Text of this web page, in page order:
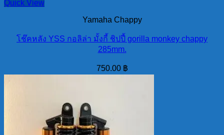
Quick View
Yamaha Chappy
โช๊คหลัง YSS กอลิล่า มั้งกี้ ชิปปี้ gorilla monkey chappy
285mm.
750.00 ฿